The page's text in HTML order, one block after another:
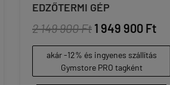
EDZŐTERMI GÉP
2 149 900 Ft 1 949 900 Ft
akár -12% és ingyenes szállítás
Gymstore PRO tagként